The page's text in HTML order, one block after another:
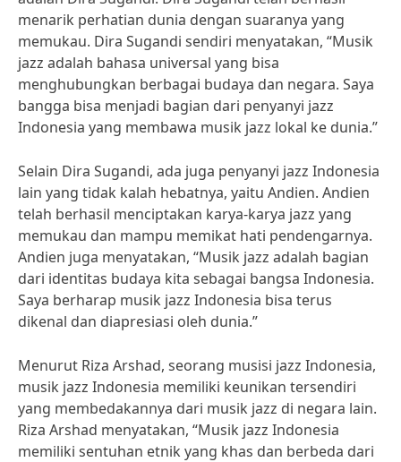
menarik perhatian dunia dengan suaranya yang
memukau. Dira Sugandi sendiri menyatakan, “Musik
jazz adalah bahasa universal yang bisa
menghubungkan berbagai budaya dan negara. Saya
bangga bisa menjadi bagian dari penyanyi jazz
Indonesia yang membawa musik jazz lokal ke dunia.”
Selain Dira Sugandi, ada juga penyanyi jazz Indonesia
lain yang tidak kalah hebatnya, yaitu Andien. Andien
telah berhasil menciptakan karya-karya jazz yang
memukau dan mampu memikat hati pendengarnya.
Andien juga menyatakan, “Musik jazz adalah bagian
dari identitas budaya kita sebagai bangsa Indonesia.
Saya berharap musik jazz Indonesia bisa terus
dikenal dan diapresiasi oleh dunia.”
Menurut Riza Arshad, seorang musisi jazz Indonesia,
musik jazz Indonesia memiliki keunikan tersendiri
yang membedakannya dari musik jazz di negara lain.
Riza Arshad menyatakan, “Musik jazz Indonesia
memiliki sentuhan etnik yang khas dan berbeda dari